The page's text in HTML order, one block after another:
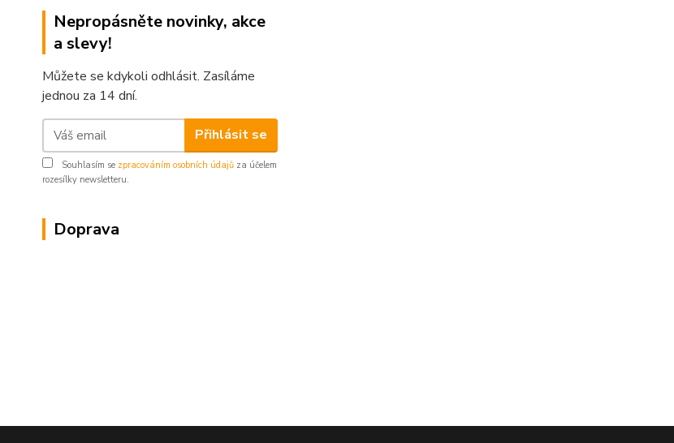
Nepropásněte novinky, akce
a slevy!
Můžete se kdykoli odhlásit. Zasíláme
jednou za 14 dní.
Přihlásit se
Souhlasím se zpracováním osobních údajů za účelem
rozesílky newsletteru.
Doprava